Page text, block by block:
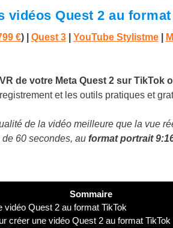
vidéos Quest 2 au
€) Quest 3| YouTube Stylistme|
de votre Meta Quest 2 sur TikTok
et les outils pratiques et
de la vidéo meilleure que la vue
60 secondes, au format portrait
Sommaire
vidéo Quest 2 au format TikTok
créer une vidéo Quest 2 au format TikTok